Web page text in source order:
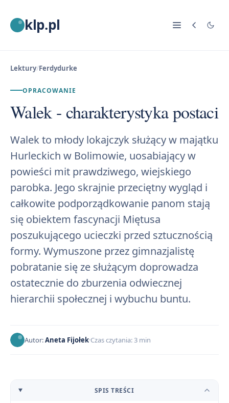
klp.pl
Lektury/Ferdydurke
OPRACOWANIE
Walek - charakterystyka postaci
Walek to młody lokajczyk służący w majątku
Hurleckich w Bolimowie, uosabiający w
powieści mit prawdziwego, wiejskiego
parobka. Jego skrajnie przeciętny wygląd i
całkowite podporządkowanie panom stają
się obiektem fascynacji Miętusa
poszukującego ucieczki przed sztucznością
formy. Wymuszone przez gimnazjalistę
pobratanie się ze służącym doprowadza
ostatecznie do zburzenia odwiecznej
hierarchii społecznej i wybuchu buntu.
Autor:Aneta Fijołek Czas czytania: 3 min
SPIS TREŚCI